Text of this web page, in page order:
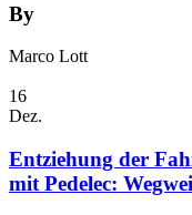
By
Marco Lott
16
Dez.
Entziehung der
mit Pedelec: